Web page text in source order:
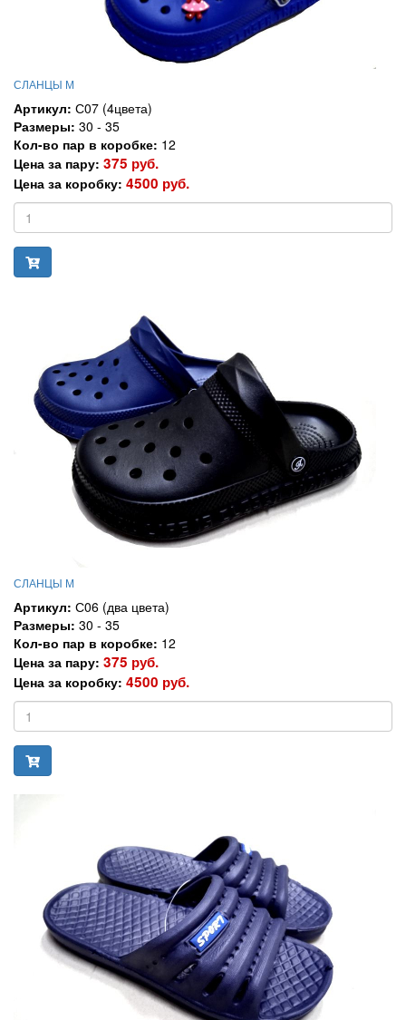
СЛАНЦЫ М
Артикул: С07 (4цвета)
Размеры: 30 - 35
Кол-во пар в коробке: 12
Цена за пару: 375 руб.
Цена за коробку: 4500 руб.
СЛАНЦЫ М
Артикул: С06 (два цвета)
Размеры: 30 - 35
Кол-во пар в коробке: 12
Цена за пару: 375 руб.
Цена за коробку: 4500 руб.